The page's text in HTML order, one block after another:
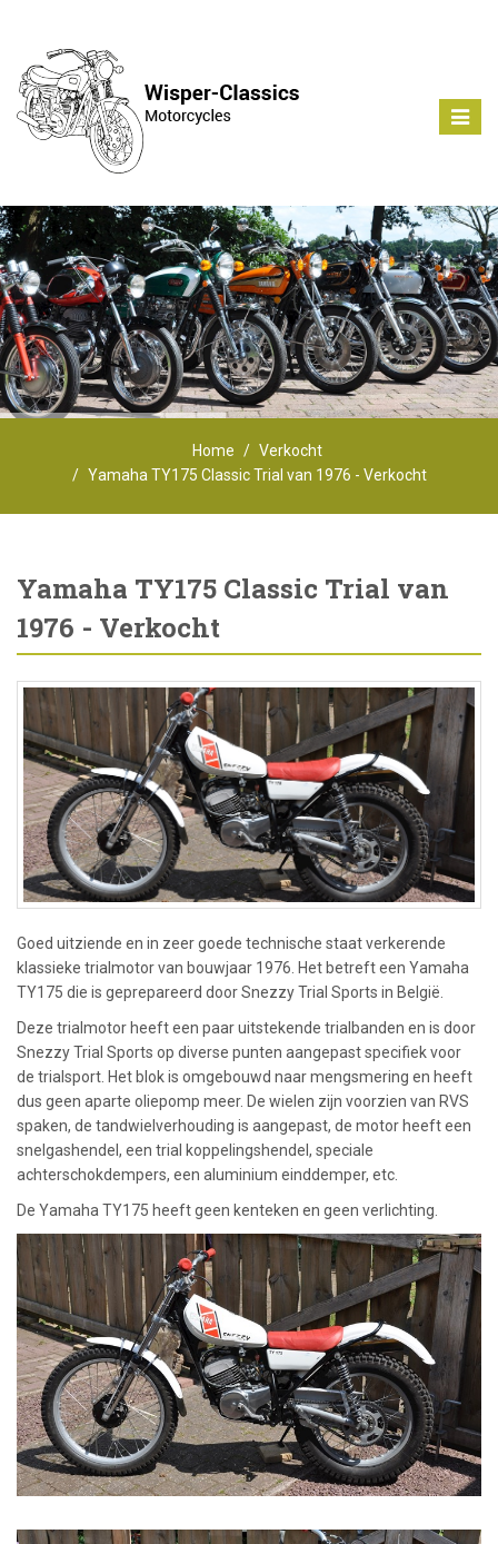
Toggle
Home
Verkocht
Yamaha TY175 Classic Trial van 1976 - Verkocht
Yamaha TY175 Classic Trial van
1976 - Verkocht
Goed uitziende en in zeer goede technische staat verkerende
klassieke trialmotor van bouwjaar 1976. Het betreft een Yamaha
TY175 die is geprepareerd door Snezzy Trial Sports in België.
Deze trialmotor heeft een paar uitstekende trialbanden en is door
Snezzy Trial Sports op diverse punten aangepast specifiek voor
de trialsport. Het blok is omgebouwd naar mengsmering en heeft
dus geen aparte oliepomp meer. De wielen zijn voorzien van RVS
spaken, de tandwielverhouding is aangepast, de motor heeft een
snelgashendel, een trial koppelingshendel, speciale
achterschokdempers, een aluminium einddemper, etc.
De Yamaha TY175 heeft geen kenteken en geen verlichting.